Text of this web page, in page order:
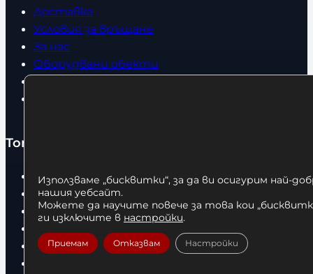
Доставка
Условия за връщане
За нас
Оборудвани обекти
Топ категории
Бокс
Боксови чували
Боксови ръкавици
Дрехи
Детски дрехи
Използваме „бисквитки“, за да ви осигурим най-
нашия уебсайт.
Можете да научите повече за това кои
ги изключите в настройки.
Приемам Отказвам Настройки